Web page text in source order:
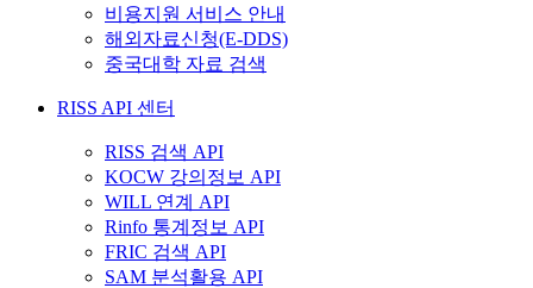
비용지원 서비스 안내
해외자료신청(E-DDS)
중국대학 자료 검색
RISS API 센터
RISS 검색 API
KOCW 강의정보 API
WILL 연계 API
Rinfo 통계정보 API
FRIC 검색 API
SAM 분석활용 API